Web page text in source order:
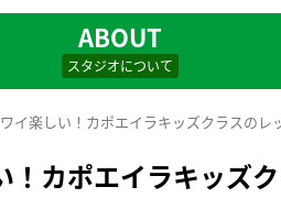
ABOUT
スタジオについて
イ楽しい！カポエイラキッズクラスのレ
！カポエイラキッズ